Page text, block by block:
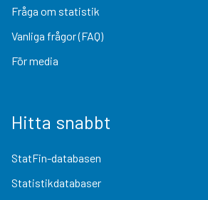
Fråga om statistik
Vanliga frågor (FAQ)
För media
Hitta snabbt
StatFin-databasen
Statistikdatabaser